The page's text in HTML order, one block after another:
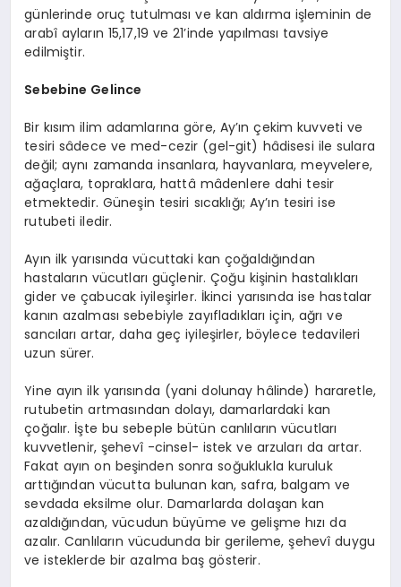
günlerinde oruç tutulması ve kan aldırma işleminin de
arabî ayların 15,17,19 ve 21’inde yapılması tavsiye
edilmiştir.
Sebebine Gelince
Bir kısım ilim adamlarına göre, Ay’ın çekim kuvveti ve
tesiri sâdece ve med-cezir (gel-git) hâdisesi ile sulara
değil; aynı zamanda insanlara, hayvanlara, meyvelere,
ağaçlara, topraklara, hattâ mâdenlere dahi tesir
etmektedir. Güneşin tesiri sıcaklığı; Ay’ın tesiri ise
rutubeti iledir.
Ayın ilk yarısında vücuttaki kan çoğaldığından
hastaların vücutları güçlenir. Çoğu kişinin hastalıkları
gider ve çabucak iyileşirler. İkinci yarısında ise hastalar
kanın azalması sebebiyle zayıfladıkları için, ağrı ve
sancıları artar, daha geç iyileşirler, böylece tedavileri
uzun sürer.
Yine ayın ilk yarısında (yani dolunay hâlinde) hararetle,
rutubetin artmasından dolayı, damarlardaki kan
çoğalır. İşte bu sebeple bütün canlıların vücutları
kuvvetlenir, şehevî -cinsel- istek ve arzuları da artar.
Fakat ayın on beşinden sonra soğuklukla kuruluk
arttığından vücutta bulunan kan, safra, balgam ve
sevdada eksilme olur. Damarlarda dolaşan kan
azaldığından, vücudun büyüme ve gelişme hızı da
azalır. Canlıların vücudunda bir gerileme, şehevî duygu
ve isteklerde bir azalma baş gösterir.